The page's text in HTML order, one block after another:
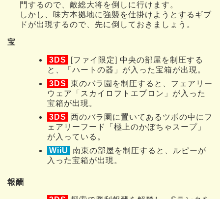
門するので、敵総大将を倒しに行けます。
しかし、味方本拠地に強襲を仕掛けようとするギブ
ドが出現するので、先に倒しておきましょう。
宝
3DS
[ファイ限定] 中央の部屋を制圧する
と、「ハートの器」が入った宝箱が出現。
3DS
東のバラ園を制圧すると、フェアリー
ウェア「スカイロフトエプロン」が入った
宝箱が出現。
3DS
西のバラ園に置いてあるツボの中にフ
ェアリーフード「極上のかぼちゃスープ」
が入っている。
WiiU
南東の部屋を制圧すると、ルピーが
入った宝箱が出現。
報酬